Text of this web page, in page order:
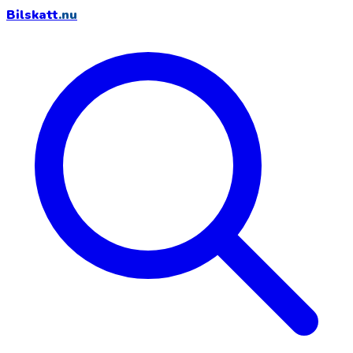
Bilskatt.nu